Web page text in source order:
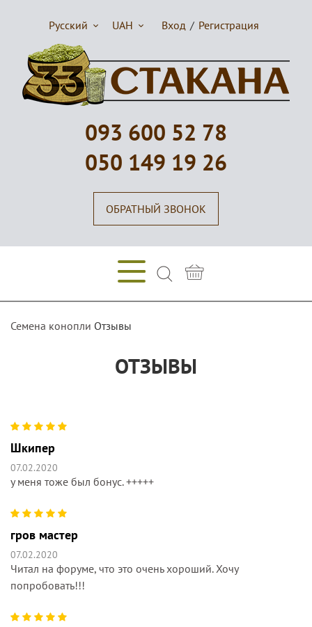
093 600 52 78
050 149 19 26
ОБРАТНЫЙ ЗВОНОК
Русский UAH Вход / Регистрация
Семена конопли Отзывы
ОТЗЫВЫ
Шкипер
07.02.2020
у меня тоже был бонус. +++++
гров мастер
07.02.2020
Читал на форуме, что это очень хороший. Хочу
попробовать!!!